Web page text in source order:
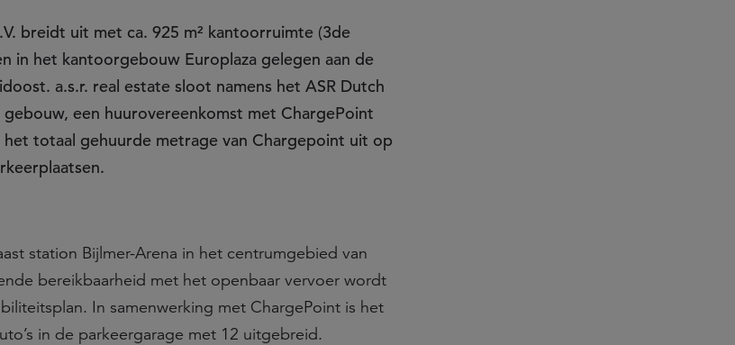
breidt uit met ca. 925 m² kantoorruimte (3de
in het kantoorgebouw Europlaza gelegen aan de
a.s.r. real estate sloot namens het ASR Dutch
een huurovereenkomst met ChargePoint
totaal gehuurde metrage van Chargepoint uit op
station Bijlmer-Arena in het centrumgebied van
bereikbaarheid met het openbaar vervoer wordt
In samenwerking met ChargePoint is het
in de parkeergarage met 12 uitgebreid.